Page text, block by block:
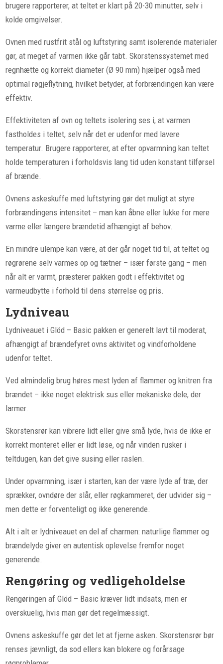
brugere rapporterer, at teltet er klart på 20-30 minutter, selv i
kolde omgivelser.
Ovnen med rustfrit stål og luftstyring samt isolerende materialer
gør, at meget af varmen ikke går tabt. Skorstenssystemet med
regnhætte og korrekt diameter (Ø 90 mm) hjælper også med
optimal røgjeflytning, hvilket betyder, at forbrændingen kan være
effektiv.
Effektiviteten af ovn og teltets isolering ses i, at varmen
fastholdes i teltet, selv når det er udenfor med lavere
temperatur. Brugere rapporterer, at efter opvarmning kan teltet
holde temperaturen i forholdsvis lang tid uden konstant tilførsel
af brænde.
Ovnens askeskuffe med luftstyring gør det muligt at styre
forbrændingens intensitet – man kan åbne eller lukke for mere
varme eller længere brændetid afhængigt af behov.
En mindre ulempe kan være, at der går noget tid til, at teltet og
røgrørene selv varmes op og tætner – især første gang – men
når alt er varmt, præsterer pakken godt i effektivitet og
varmeudbytte i forhold til dens størrelse og pris.
Lydniveau
Lydniveauet i Glöd – Basic pakken er generelt lavt til moderat,
afhængigt af brændefyret ovns aktivitet og vindforholdene
udenfor teltet.
Ved almindelig brug høres mest lyden af flammer og knitren fra
brændet – ikke noget elektrisk sus eller mekaniske dele, der
larmer.
Skorstensrør kan vibrere lidt eller give små lyde, hvis de ikke er
korrekt monteret eller er lidt løse, og når vinden rusker i
teltdugen, kan det give susing eller raslen.
Under opvarmning, især i starten, kan der være lyde af træ, der
sprækker, ovndøre der slår, eller røgkammeret, der udvider sig –
men dette er forventeligt og ikke generende.
Alt i alt er lydniveauet en del af charmen: naturlige flammer og
brændelyde giver en autentisk oplevelse fremfor noget
generende.
Rengøring og vedligeholdelse
Rengøringen af Glöd – Basic kræver lidt indsats, men er
overskuelig, hvis man gør det regelmæssigt.
Ovnens askeskuffe gør det let at fjerne asken. Skorstensrør bør
renses jævnligt, da sod ellers kan blokere og forårsage